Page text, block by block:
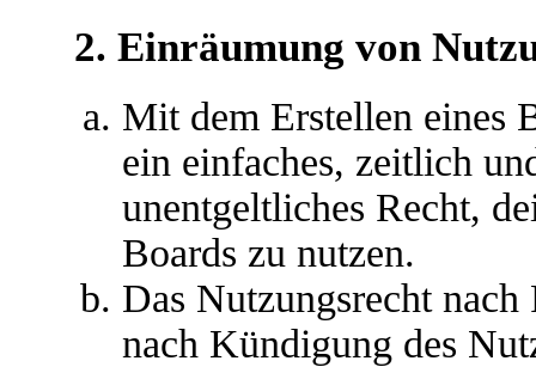
2. Einräumung von
Mit dem Erstellen eines
ein einfaches, zeitlich
unentgeltliches Recht,
Boards zu nutzen.
Das Nutzungsrecht
nach Kündigung des